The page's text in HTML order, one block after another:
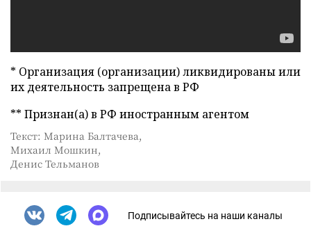
* Организация (организации) ликвидированы или
их деятельность запрещена в РФ
** Признан(а) в РФ иностранным агентом
Текст: Марина Балтачева,
Михаил Мошкин,
Денис Тельманов
Подписывайтесь на наши каналы